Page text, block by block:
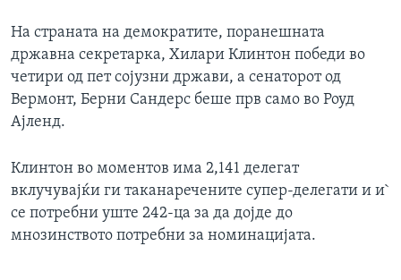
На страната на демократите, поранешната
државна секретарка, Хилари Клинтон победи во
четири од пет сојузни држави, а сенаторот од
Вермонт, Берни Сандерс беше прв само во Роуд
Ајленд.
Клинтон во моментов има 2,141 делегат
вклучувајќи ги таканаречените супер-делегати и и`
се потребни уште 242-ца за да дојде до
мнозинството потребни за номинацијата.